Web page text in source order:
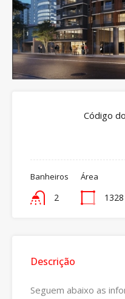
Código
Banheiros
2
Área
1328
Descrição
Seguem abaixo as